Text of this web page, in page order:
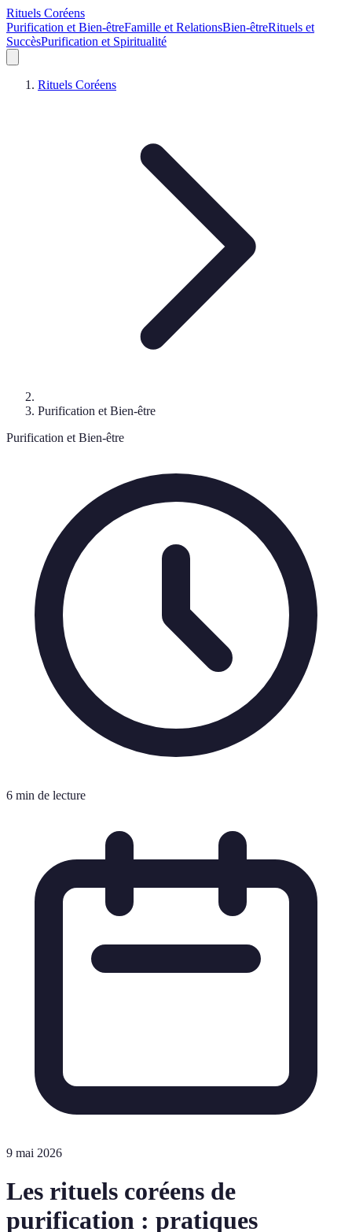
Rituels Coréens
Purification et Bien-êtreFamille et RelationsBien-êtreRituels et
SuccèsPurification et Spiritualité
Rituels Coréens
Purification et Bien-être
Purification et Bien-être
6 min de lecture
9 mai 2026
Les rituels coréens de
purification : pratiques